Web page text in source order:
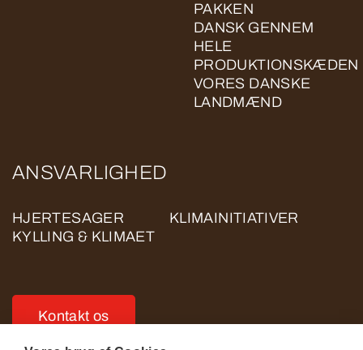
PAKKEN
DANSK GENNEM
HELE
PRODUKTIONSKÆDEN
VORES DANSKE
LANDMÆND
ANSVARLIGHED
HJERTESAGER
KLIMAINITIATIVER
KYLLING & KLIMAET
Kontakt os